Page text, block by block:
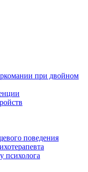
при двойном
поведения
психолога